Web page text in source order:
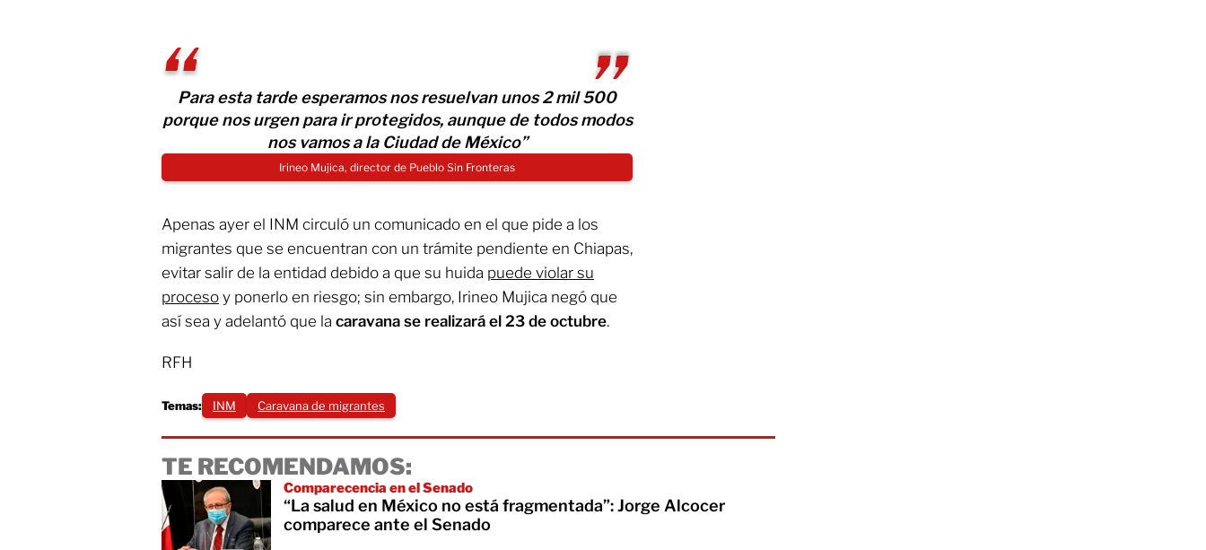
Para esta tarde esperamos nos resuelvan unos 2 mil 500
porque nos urgen para ir protegidos, aunque de todos modos
nos vamos a la Ciudad de México”
Irineo Mujica, director de Pueblo Sin Fronteras
Apenas ayer el INM circuló un comunicado en el que pide a los
migrantes que se encuentran con un trámite pendiente en Chiapas,
evitar salir de la entidad debido a que su huida puede violar su
proceso y ponerlo en riesgo; sin embargo, Irineo Mujica negó que
así sea y adelantó que la caravana se realizará el 23 de octubre.
RFH
Temas: INM Caravana de migrantes
TE RECOMENDAMOS:
Comparecencia en el Senado
“La salud en México no está fragmentada”: Jorge Alcocer
comparece ante el Senado